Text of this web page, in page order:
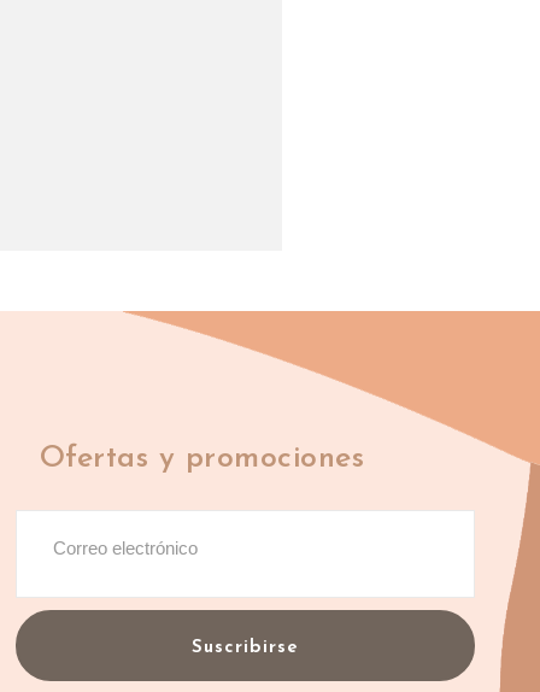
Ofertas y promociones
Suscribirse